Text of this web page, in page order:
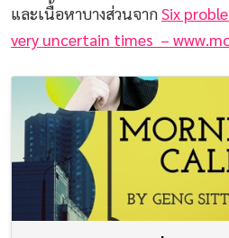
และเนื้อหาบางส่วนจากSix
very uncertain times –